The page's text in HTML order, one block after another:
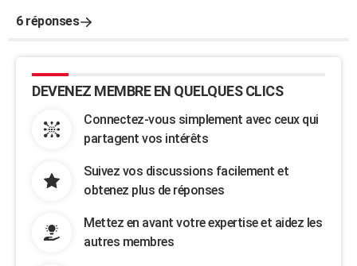
6 réponses
DEVENEZ MEMBRE EN QUELQUES CLICS
Connectez-vous simplement avec ceux qui
partagent vos intérêts
Suivez vos discussions facilement et
obtenez plus de réponses
Mettez en avant votre expertise et aidez les
autres membres